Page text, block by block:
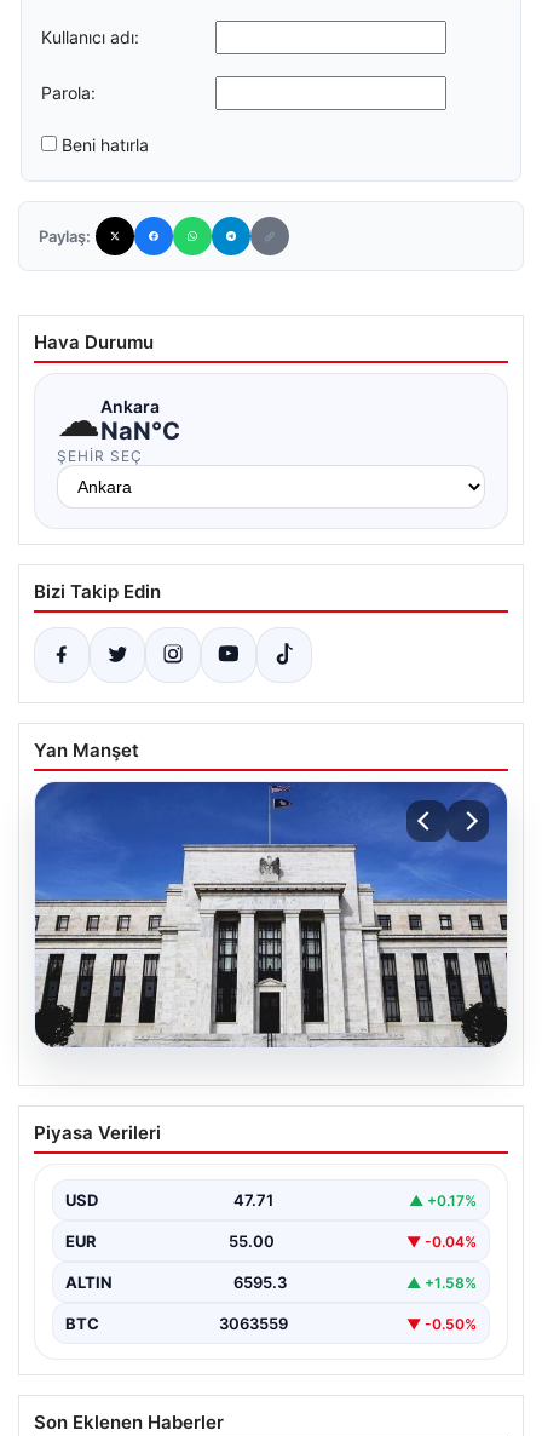
Kullanıcı adı:
Parola:
Beni hatırla
Paylaş:
Hava Durumu
☁Ankara
NaN°C
ŞEHIR SEÇ
Bizi Takip Edin
Yan Manşet
06.08.2026
Fed faizi sabit tuttu
Piyasa Verileri
USD 47.71 ▲ +0.17%
EUR 55.00 ▼ -0.04%
ALTIN 6595.3 ▲ +1.58%
BTC 3063559 ▼ -0.50%
Son Eklenen Haberler